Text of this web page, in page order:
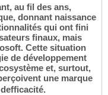
au fil des ans,
donnant naissance
qui ont fini
finaux, mais
Cette situation
de développement
et, surtout,
une marque